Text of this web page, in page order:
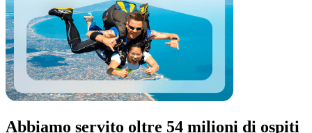
Abbiamo servito oltre 54 milioni di ospiti